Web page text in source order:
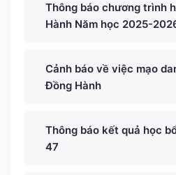
Thông báo chương trình
Hành Năm học 2025-
Cảnh báo về việc mạo
Đồng Hành
Thông báo kết quả học
47